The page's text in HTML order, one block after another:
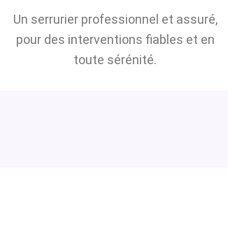
Un serrurier professionnel et assuré,
pour des interventions fiables et en
toute sérénité.